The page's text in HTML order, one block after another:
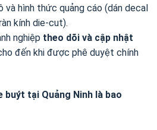
và hình thức quảng cáo (dán decal
kính die-cut).
nghiệp theo dõi và cập nhật
đến khi được phê duyệt chính
buýt tại Quảng Ninh là bao